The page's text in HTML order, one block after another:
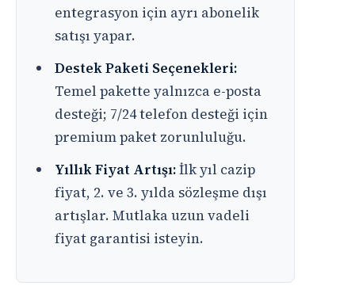
entegrasyon için ayrı abonelik
satışı yapar.
Destek Paketi Seçenekleri:
Temel pakette yalnızca e-posta
desteği; 7/24 telefon desteği için
premium paket zorunluluğu.
Yıllık Fiyat Artışı:İlk yıl cazip
fiyat, 2. ve 3. yılda sözleşme dışı
artışlar. Mutlaka uzun vadeli
fiyat garantisi isteyin.